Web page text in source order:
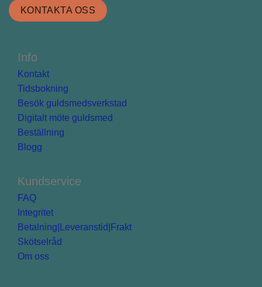
KONTAKTA OSS
Info
Kontakt
Tidsbokning
Besök guldsmedsverkstad
Digitalt möte guldsmed
Beställning
Blogg
Kundservice
FAQ
Integritet
Betalning|Leveranstid|Frakt
Skötselråd
Om oss